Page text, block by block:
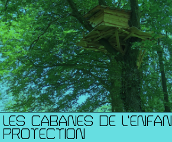
LES CABANES DE
PROTECTION